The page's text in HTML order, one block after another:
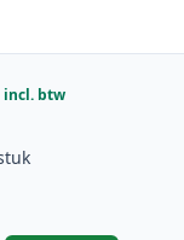
incl. btw